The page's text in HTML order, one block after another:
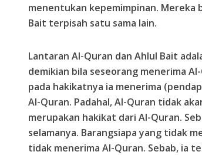
menentukan kepemimpinan. Mereka
Bait terpisah satu sama lain.
Lantaran Al-Quran dan Ahlul Bait
demikian bila seseorang menerima
pada hakikatnya ia menerima
Al-Quran. Padahal, Al-Quran tidak
merupakan hakikat dari Al-Quran.
selamanya. Barangsiapa yang tidak
tidak menerima Al-Quran. Sebab, ia